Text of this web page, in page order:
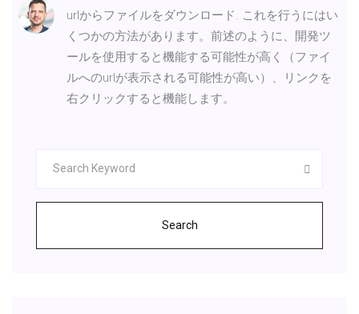
urlからファイルをダウンロード. これを行うにはい
くつかの方法があります。前述のように、開発ツ
ールを使用すると機能する可能性が高く（ファイ
ルへのurlが表示される可能性が高い）、リンクを
右クリックすると機能します。
Search